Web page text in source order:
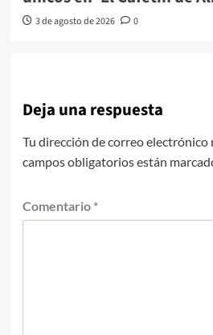
3 de agosto de 2026 0
Deja una respuesta
Tu dirección de correo electrónico
campos obligatorios están
Comentario *